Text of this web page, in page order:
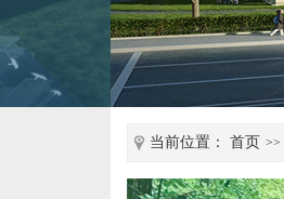
当前位置： 首页